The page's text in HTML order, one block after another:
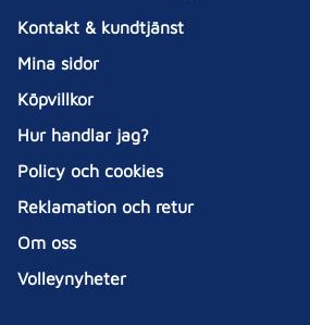
Kontakt & kundtjänst
Mina sidor
Köpvillkor
Hur handlar jag?
Policy och cookies
Reklamation och retur
Om oss
Volleynyheter